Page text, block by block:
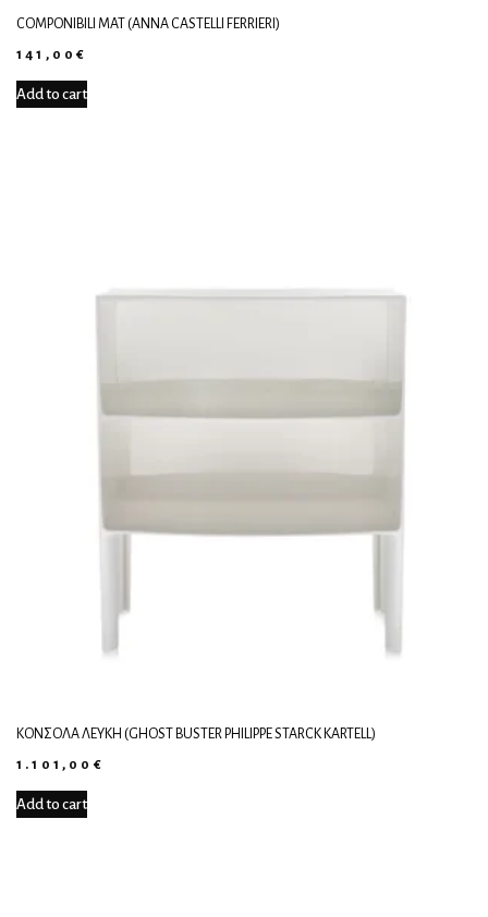
COMPONIBILI MAT (ANNA CASTELLI FERRIERI)
141,00€
Add to cart
ΚΟΝΣΌΛΑ ΛΕΥΚΉ (GHOST BUSTER PHILIPPE STARCK KARTELL)
1.101,00 €
Add to cart